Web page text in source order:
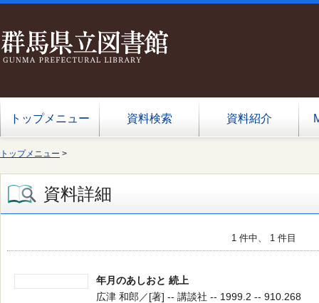
トップメニュー 資料検索 資料紹介
トップメニュー >
資料詳細
1 件中、 1 件目
年月のあしおと 続上
広津 和郎／[著] -- 講談社 -- 1999.2 -- 910.268